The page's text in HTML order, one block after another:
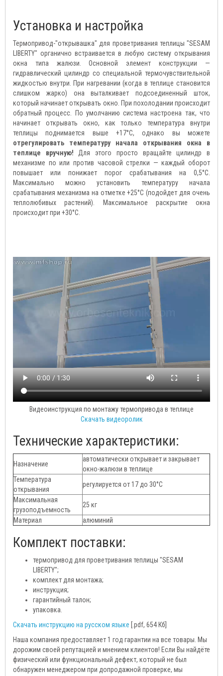
Установка и настройка
Термопривод-"открывашка" для проветривания теплицы "SESAM
LIBERTY" органично встраивается в любую систему открывания
окна типа жалюзи. Основной элемент конструкции —
гидравлический цилиндр со специальной термочувствительной
жидкостью внутри. При нагревании (когда в теплице становится
слишком жарко) она выталкивает подсоединенный шток,
который начинает открывать окно. При похолодании происходит
обратный процесс. По умолчанию система настроена так, что
начинает открывать окно, как только температура внутри
теплицы поднимается выше +17°C, однако вы можете
отрегулировать температуру начала открывания окна в
теплице вручную! Для этого просто вращайте цилиндр в
механизме по или против часовой стрелки — каждый оборот
повышает или понижает порог срабатывания на 0,5°C.
Максимально можно установить температуру начала
срабатывания механизма на отметке +25°C (подойдет для очень
теплолюбивых растений). Максимальное раскрытие окна
происходит при +30°C.
Видеоинструкция по монтажу термопривода в теплице
Скачать видеоролик
Технические характеристики:
Назначение
автоматически открывает и закрывает
окно-жалюзи в теплице
Температура
открывания
регулируется от 17 до 30°С
Максимальная
грузоподъемность
25 кг
Материал
алюминий
Комплект поставки:
термопривод для проветривания теплицы "SESAM
LIBERTY";
комплект для монтажа;
инструкция;
гарантийный талон;
упаковка.
Скачать инструкцию на русском языке [.pdf, 654 Кб]
Наша компания предоставляет 1 год гарантии на все товары. Мы
дорожим своей репутацией и мнением клиентов! Если Вы найдёте
физический или функциональный дефект, который не был
обнаружен менеджером при допродажной проверке, мы